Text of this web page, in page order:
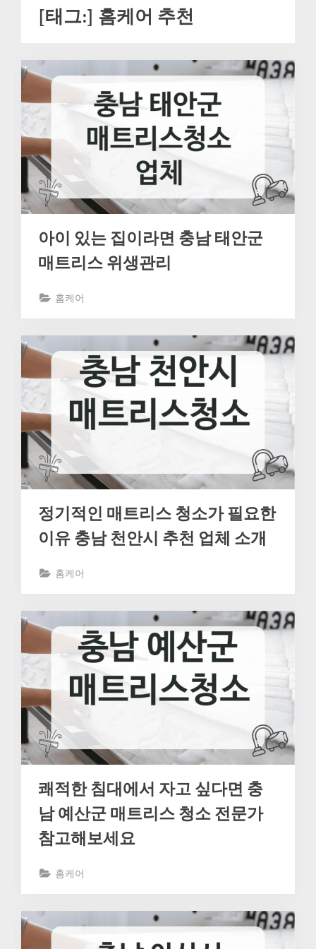
[태그:] 홈케어 추천
아이 있는 집이라면 충남 태안군
매트리스 위생관리
홈케어
정기적인 매트리스 청소가 필요한
이유 충남 천안시 추천 업체 소개
홈케어
쾌적한 침대에서 자고 싶다면 충
남 예산군 매트리스 청소 전문가
참고해보세요
홈케어